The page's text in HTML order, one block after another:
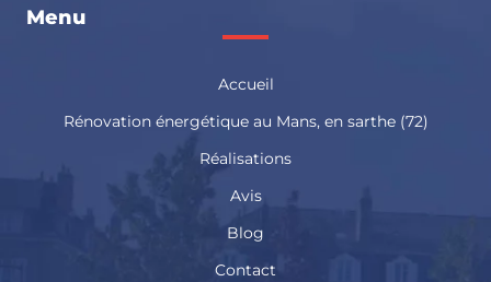
Menu
Accueil
Rénovation énergétique au Mans, en sarthe (72)
Réalisations
Avis
Blog
Contact